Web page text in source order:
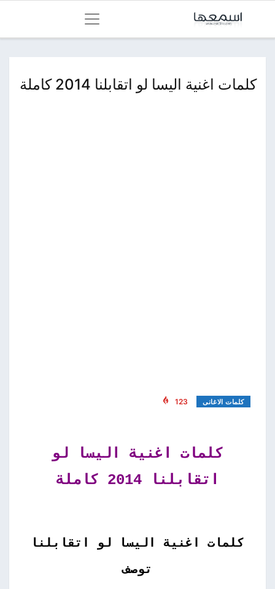
كلمات اغنية اليسا لو اتقابلنا 2014 كاملة
كلمات الاغانى 123
كلمات اغنية اليسا لو
اتقابلنا 2014 كاملة
كلمات اغنية اليسا لو اتقابلنا
توصف